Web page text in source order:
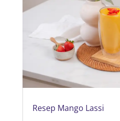
Resep Mango Lassi